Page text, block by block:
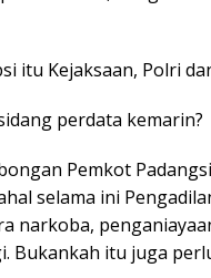
itu Kejaksaan, Polri
perdata kemarin?
Pemkot
selama ini
narkoba,
Bukankah itu juga